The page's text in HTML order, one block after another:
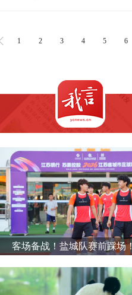
1 2 3 4 5 6
客场备战！盐城队赛前踩场！